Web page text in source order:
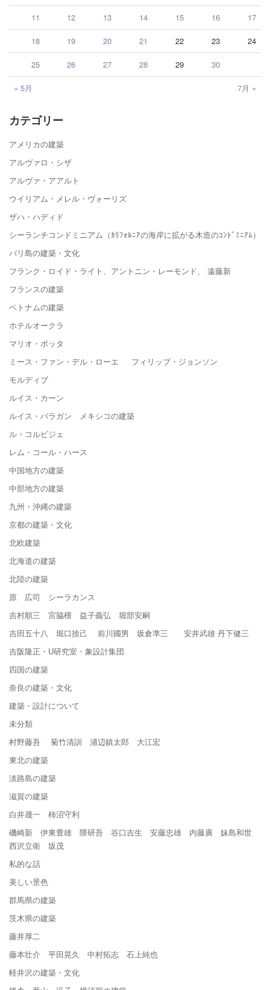
« 5月 7月 »
11 12 13 14 15 16 17
18 19 20 21 22 23 24
25 26 27 28 29 30
カテゴリー
アメリカの建築
アルヴァロ・シザ
アルヴァ・アアルト
ウイリアム・メレル・ヴォーリズ
ザハ・ハディド
シーランチコンドミニアム（ｶﾘﾌｫﾙﾆｱの海岸に拡がる木造のｺﾝﾄﾞﾐﾆｱﾑ）
バリ島の建築・文化
フランク・ロイド・ライト、アントニン・レーモンド、 遠藤新
フランスの建築
ベトナムの建築
ホテルオークラ
マリオ・ボッタ
ミース・ファン・デル・ローエ フィリップ・ジョンソン
モルディブ
ルイス・カーン
ルイス・バラガン メキシコの建築
ル・コルビジェ
レム・コール・ハース
中国地方の建築
中部地方の建築
九州・沖縄の建築
京都の建築・文化
北欧建築
北海道の建築
北陸の建築
原 広司 シーラカンス
吉村順三 宮脇檀 益子義弘 堀部安嗣
吉田五十八 堀口捨己 前川國男 坂倉準三 安井武雄 丹下健三
吉阪隆正・U研究室・象設計集団
四国の建築
奈良の建築・文化
建築・設計について
未分類
村野藤吾 菊竹清訓 浦辺鎮太郎 大江宏
東北の建築
淡路島の建築
滋賀の建築
白井晟一 柿沼守利
磯崎新 伊東豊雄 隈研吾 谷口吉生 安藤忠雄 内藤廣 妹島和世
西沢立衛 坂茂
私的な話
美しい景色
群馬県の建築
茨木県の建築
藤井厚二
藤本壮介 平田晃久 中村拓志 石上純也
軽井沢の建築・文化